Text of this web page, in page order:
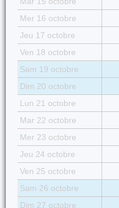
Mer 16 octobre
Jeu 17 octobre
Ven 18 octobre
Sam 19 octobre
Dim 20 octobre
Lun 21 octobre
Mar 22 octobre
Mer 23 octobre
Jeu 24 octobre
Ven 25 octobre
Sam 26 octobre
Dim 27 octobre